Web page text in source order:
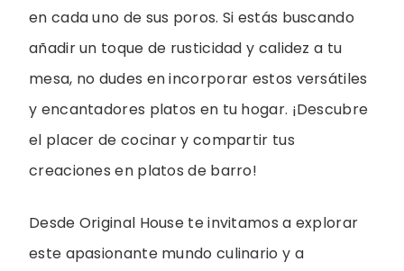
en cada uno de sus poros. Si estás buscando
añadir un toque de rusticidad y calidez a tu
mesa, no dudes en incorporar estos versátiles
y encantadores platos en tu hogar. ¡Descubre
el placer de cocinar y compartir tus
creaciones en platos de barro!
Desde Original House te invitamos a explorar
este apasionante mundo culinario y a